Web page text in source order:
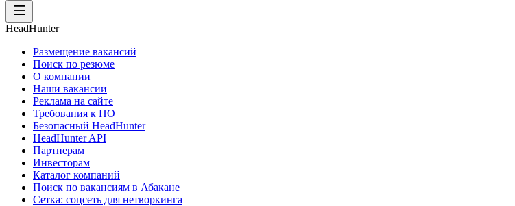
HeadHunter
Размещение вакансий
Поиск по резюме
О компании
Наши вакансии
Реклама на сайте
Требования к ПО
Безопасный HeadHunter
HeadHunter API
Партнерам
Инвесторам
Каталог компаний
Поиск по вакансиям в Абакане
Сетка: соцсеть для нетворкинга